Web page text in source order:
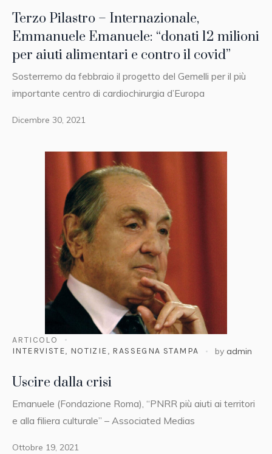
Terzo Pilastro – Internazionale,
Emmanuele Emanuele: “donati 12 milioni
per aiuti alimentari e contro il covid”
Sosterremo da febbraio il progetto del Gemelli per il più
importante centro di cardiochirurgia d’Europa
Dicembre 30, 2021
ARTICOLO
INTERVISTE, NOTIZIE, RASSEGNA STAMPA by admin
Uscire dalla crisi
Emanuele (Fondazione Roma), “PNRR più aiuti ai territori
e alla filiera culturale” – Associated Medias
Ottobre 19, 2021